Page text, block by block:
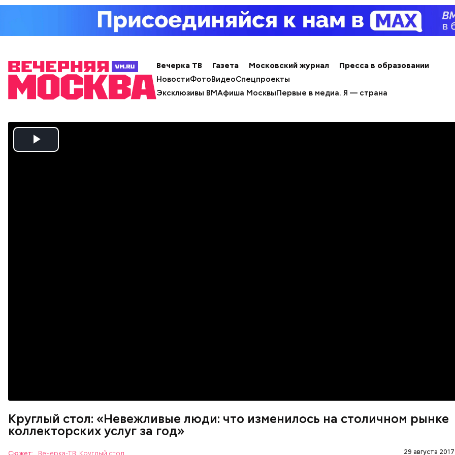
Вечерка ТВ Газета Московский журнал
Пресса в образовании
НовостиФотоВидеоСпецпроекты
Эксклюзивы ВМАфиша МосквыПервые в медиа. Я — страна
Play
Круглый стол: «Невежливые люди: что изменилось на столичном рынке
коллекторских услуг за год»
Сюжет: Вечерка-ТВ: Круглый стол 29 августа 2017